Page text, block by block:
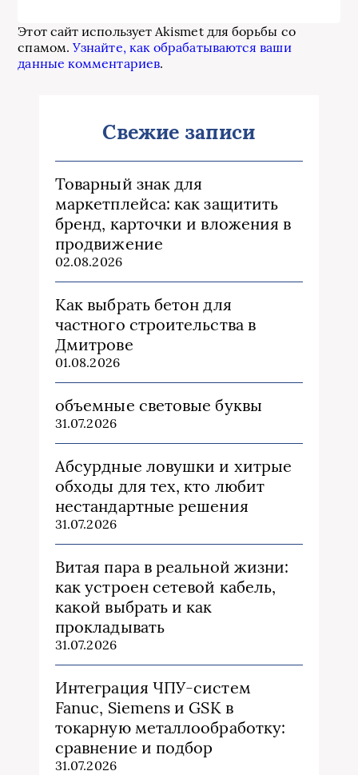
Этот сайт использует Akismet для борьбы со
спамом.Узнайте, как обрабатываются ваши
данные комментариев.
Свежие записи
Товарный знак для
маркетплейса: как защитить
бренд, карточки и вложения в
продвижение
02.08.2026
Как выбрать бетон для
частного строительства в
Дмитрове
01.08.2026
объемные световые буквы
31.07.2026
Абсурдные ловушки и хитрые
обходы для тех, кто любит
нестандартные решения
31.07.2026
Витая пара в реальной жизни:
как устроен сетевой кабель,
какой выбрать и как
прокладывать
31.07.2026
Интеграция ЧПУ-систем
Fanuc, Siemens и GSK в
токарную металлообработку:
сравнение и подбор
31.07.2026